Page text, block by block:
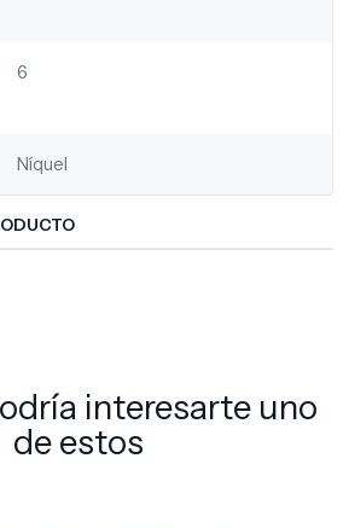
6
Níquel
interesarte uno
de estos